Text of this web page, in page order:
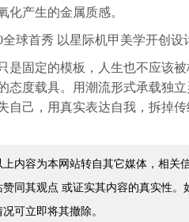
化产生的金属质感。
是固定的模板，人生也不应该
态度载具。用潮流形式承载独
自己，用真实表达自我，拆掉传
内容为本网站转自其它媒体，相关
同其观点 或证实其内容的真实性
可立即将其撤除。